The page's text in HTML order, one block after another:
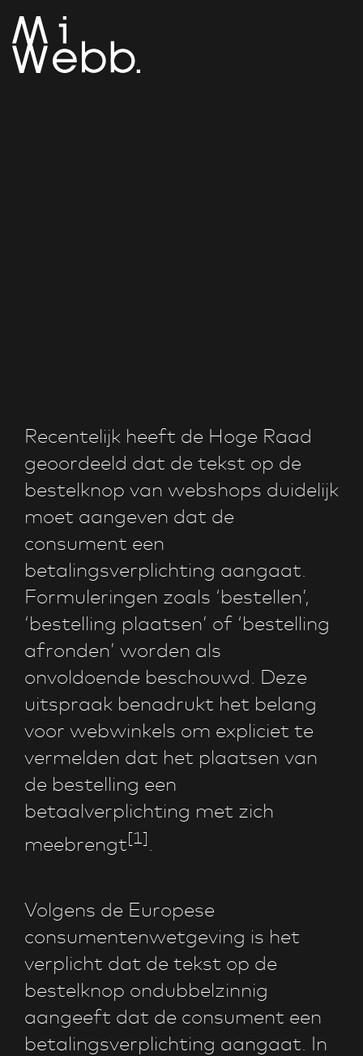
CATEGORIE: TIPS
AUTEUR:
Recentelijk heeft de Hoge Raad
geoordeeld dat de tekst op de
bestelknop van webshops duidelijk
moet aangeven dat de
consument een
betalingsverplichting aangaat.
Formuleringen zoals ‘bestellen’,
‘bestelling plaatsen’ of ‘bestelling
afronden’ worden als
onvoldoende beschouwd. Deze
uitspraak benadrukt het belang
voor webwinkels om expliciet te
vermelden dat het plaatsen van
de bestelling een
betaalverplichting met zich
meebrengt[1].
Volgens de Europese
consumentenwetgeving is het
verplicht dat de tekst op de
bestelknop ondubbelzinnig
aangeeft dat de consument een
betalingsverplichting aangaat. In